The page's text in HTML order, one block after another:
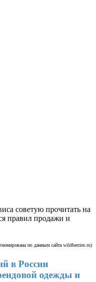
советую прочитать на
правил продажи и
по данным сайта wildberries.ru)
в России
одежды и